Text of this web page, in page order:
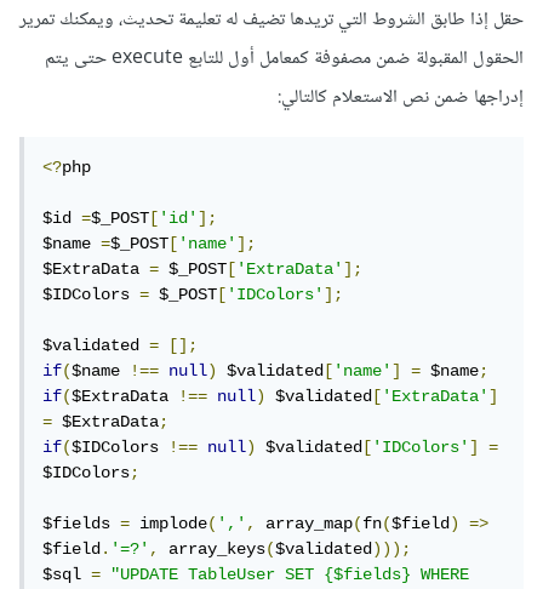
حقل إذا طابق الشروط التي تريدها تضيف له تعليمة تحديث، ويمكنك تمرير
الحقول المقبولة ضمن مصفوفة كمعامل أول للتابع execute حتى يتم
إدراجها ضمن نص الاستعلام كالتالي:
<?php
$id =$_POST ['id'];
$name =$_POST ['name'];
$ExtraData = $_POST ['ExtraData'];
$IDColors = $_POST ['IDColors'];
$validated =
[];
if($name !== null) $validated ['name'] = $name;
if($ExtraData !== null) $validated ['ExtraData']
= $ExtraData;
if($IDColors !== null) $validated ['IDColors']
=
$IDColors;
$fields = implode(',', array_map(fn($field)
=>
$field.'=?', array_keys($validated)));
$sql =
"UPDATE TableUser SET {$fields} WHERE